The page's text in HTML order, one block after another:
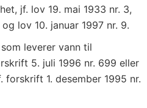
jf. lov 19. mai 1933 nr. 3,
lov 10. januar 1997 nr. 9.
leverer vann til
5. juli 1996 nr. 699 eller
forskrift 1. desember 1995 nr.